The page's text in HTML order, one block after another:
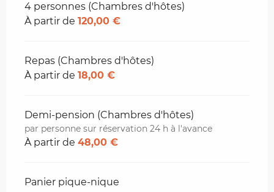
4 personnes (Chambres d'hôtes)
À partir de 120,00 €
Repas (Chambres d'hôtes)
À partir de 18,00 €
Demi-pension (Chambres d'hôtes)
par personne sur réservation 24 h à l'avance
À partir de 48,00 €
Panier pique-nique